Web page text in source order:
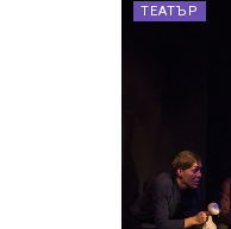
ТЕАТЪР